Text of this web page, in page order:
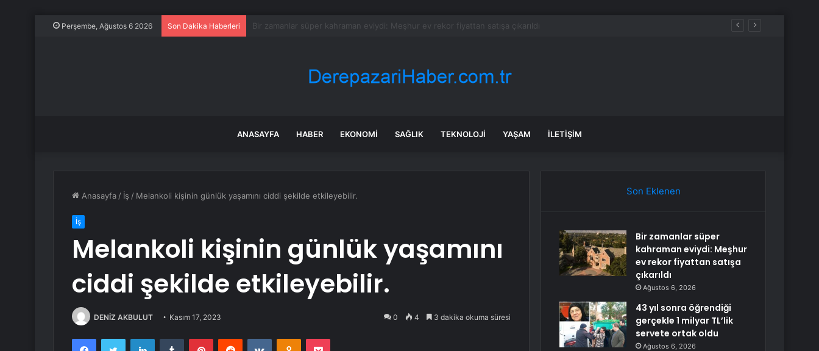
Perşembe, Ağustos 6 2026 Son Dakika Haberleri 43 yıl sonra öğrendiği gerçekle 1 milyar TL’lik servete ortak oldu
ANASAYFA HABER EKONOMI SAĞLIK TEKNOLOJI YAŞAM İLETIŞIM
Anasayfa / İş / Melankoli kişinin günlük yaşamını ciddi şekilde etkileyebilir.
İş
Melankoli kişinin günlük yaşamını
ciddi şekilde etkileyebilir.
DENİZ AKBULUT Kasım 17, 2023 0 4 3 dakika okuma süresi
FacebookTwitter LinkedInTumblr PinterestReddit VKontakteOdnoklassniki
Pocket
Son Eklenen
Bir zamanlar süper
kahraman eviydi: Meşhur
ev rekor fiyattan satışa
çıkarıldı
Ağustos 6, 2026
43 yıl sonra öğrendiği
gerçekle 1 milyar TL’lik
servete ortak oldu
Ağustos 6, 2026